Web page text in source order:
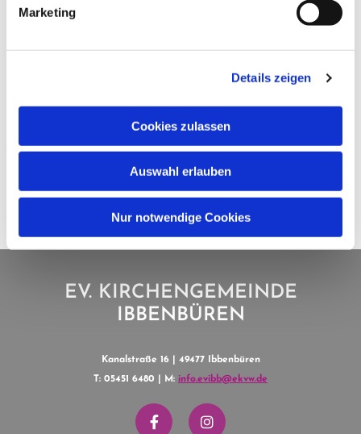
Marketing
Details zeigen
Cookies zulassen
Auswahl erlauben
Nur notwendige Cookies
EV. KIRCHENGEMEINDE
IBBENBÜREN
Kanalstraße 16 | 49477 Ibbenbüren
T: 05451 6480 | M: info.evibb@ekvw.de